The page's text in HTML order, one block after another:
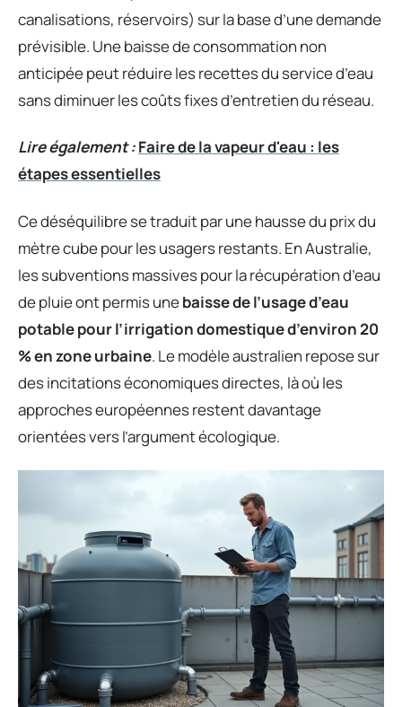
canalisations, réservoirs) sur la base d’une demande
prévisible. Une baisse de consommation non
anticipée peut réduire les recettes du service d’eau
sans diminuer les coûts fixes d’entretien du réseau.
Lire également :Faire de la vapeur d'eau : les
étapes essentielles
Ce déséquilibre se traduit par une hausse du prix du
mètre cube pour les usagers restants. En Australie,
les subventions massives pour la récupération d’eau
de pluie ont permis unebaisse de l’usage d’eau
potable pour l’irrigation domestique d’environ 20
% en zone urbaine. Le modèle australien repose sur
des incitations économiques directes, là où les
approches européennes restent davantage
orientées vers l’argument écologique.